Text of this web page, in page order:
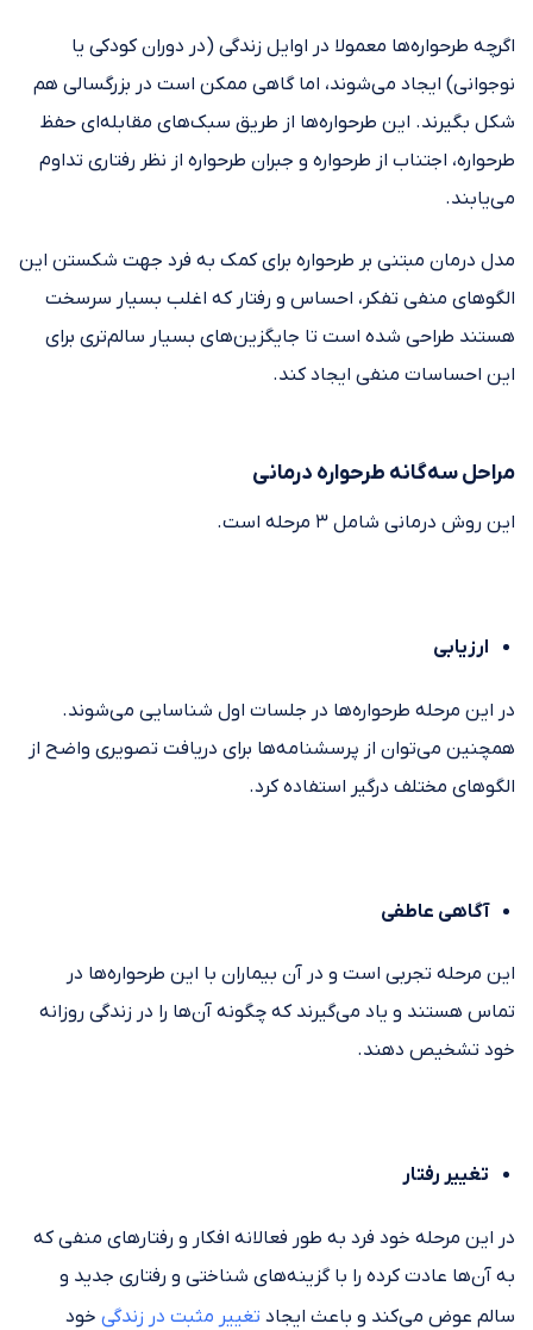
اگرچه طرحواره‌ها معمولا در اوایل زندگی (در دوران کودکی یا
نوجوانی) ایجاد می‌شوند، اما گاهی ممکن است در بزرگسالی هم
شکل بگیرند. این طرحواره‌ها از طریق سبک‌های مقابله‌ای حفظ
طرحواره، اجتناب از طرحواره و جبران طرحواره از نظر رفتاری تداوم
می‌یابند.
مدل درمان مبتنی بر طرحواره برای کمک به فرد جهت شکستن این
الگوهای منفی تفکر، احساس و رفتار که اغلب بسیار سرسخت
هستند طراحی شده است تا جایگزین‌های بسیار سالم‌تری برای
این احساسات منفی ایجاد کند.
مراحل سه‌گانه طرحواره درمانی
این روش درمانی شامل ۳ مرحله است.
ارزیابی
در این مرحله طرحواره‌ها در جلسات اول شناسایی می‌شوند.
همچنین می‌توان از پرسشنامه‌ها برای دریافت تصویری واضح از
الگوهای مختلف درگیر استفاده کرد.
آگاهی عاطفی
این مرحله تجربی است و در آن بیماران با این طرحواره‌ها در
تماس هستند و یاد می‌گیرند که چگونه آن‌ها را در زندگی روزانه
خود تشخیص دهند.
تغییر رفتار
در این مرحله خود فرد به طور فعالانه افکار و رفتارهای منفی که
به آن‌ها عادت کرده را با گزینه‌های شناختی و رفتاری جدید و
سالم عوض می‌کند و باعث ایجاد تغییر مثبت در زندگی خود